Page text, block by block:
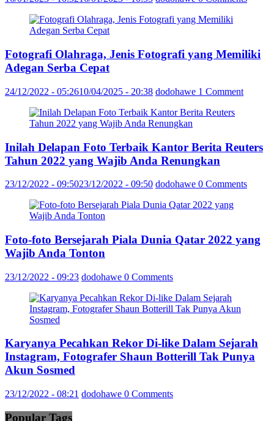
Fotografi Olahraga, Jenis Fotografi yang Memiliki
Adegan Serba Cepat
24/12/2022 - 05:2610/04/2025 - 20:38 dodohawe 1 Comment
Inilah Delapan Foto Terbaik Kantor Berita Reuters
Tahun 2022 yang Wajib Anda Renungkan
23/12/2022 - 09:5023/12/2022 - 09:50 dodohawe 0 Comments
Foto-foto Bersejarah Piala Dunia Qatar 2022 yang
Wajib Anda Tonton
23/12/2022 - 09:23 dodohawe 0 Comments
Karyanya Pecahkan Rekor Di-like Dalam Sejarah
Instagram, Fotografer Shaun Botterill Tak Punya
Akun Sosmed
23/12/2022 - 08:21 dodohawe 0 Comments
Popular Tags